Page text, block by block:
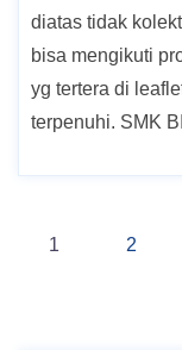
diatas tidak
bisa mengikuti
yg tertera di
terpenuhi. SMK
Navigasi
1 2